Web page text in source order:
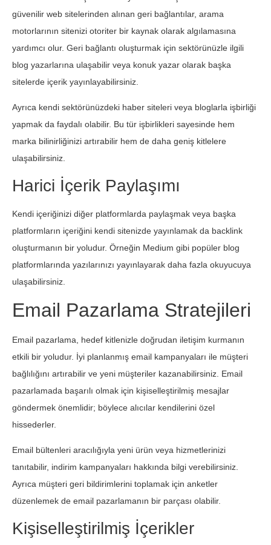
güvenilir web sitelerinden alınan geri bağlantılar, arama
motorlarının sitenizi otoriter bir kaynak olarak algılamasına
yardımcı olur. Geri bağlantı oluşturmak için sektörünüzle ilgili
blog yazarlarına ulaşabilir veya konuk yazar olarak başka
sitelerde içerik yayınlayabilirsiniz.
Ayrıca kendi sektörünüzdeki haber siteleri veya bloglarla işbirliği
yapmak da faydalı olabilir. Bu tür işbirlikleri sayesinde hem
marka bilinirliğinizi artırabilir hem de daha geniş kitlelere
ulaşabilirsiniz.
Harici İçerik Paylaşımı
Kendi içeriğinizi diğer platformlarda paylaşmak veya başka
platformların içeriğini kendi sitenizde yayınlamak da backlink
oluşturmanın bir yoludur. Örneğin Medium gibi popüler blog
platformlarında yazılarınızı yayınlayarak daha fazla okuyucuya
ulaşabilirsiniz.
Email Pazarlama Stratejileri
Email pazarlama, hedef kitlenizle doğrudan iletişim kurmanın
etkili bir yoludur. İyi planlanmış email kampanyaları ile müşteri
bağlılığını artırabilir ve yeni müşteriler kazanabilirsiniz. Email
pazarlamada başarılı olmak için kişiselleştirilmiş mesajlar
göndermek önemlidir; böylece alıcılar kendilerini özel
hissederler.
Email bültenleri aracılığıyla yeni ürün veya hizmetlerinizi
tanıtabilir, indirim kampanyaları hakkında bilgi verebilirsiniz.
Ayrıca müşteri geri bildirimlerini toplamak için anketler
düzenlemek de email pazarlamanın bir parçası olabilir.
Kişiselleştirilmiş İçerikler